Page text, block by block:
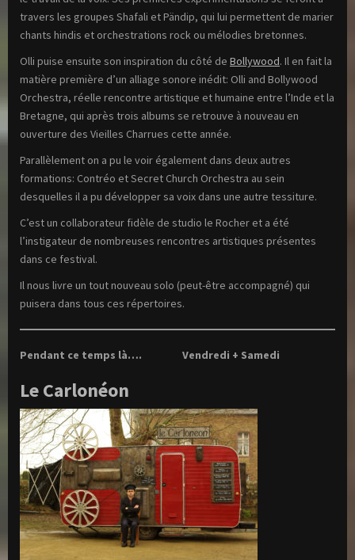
travers les groupes Shafali et Pändip, qui lui permettent de marier
chants hindis et orchestrations rock ou mélodies bretonnes.
Olli puise ensuite son inspiration du côté de Bollywood. Il en fait la
matière première d’un alliage sonore inédit: Olli and Bollywood
Orchestra, réelle rencontre artistique et humaine entre l’Inde et la
Bretagne, qui après trois albums se retrouve à nouveau en
ouverture des Vieilles Charrues cette année.
Parallèlement on a pu le voir également dans deux autres
formations: Contréo et Secret Church Orchestra au sein
desquelles il a pu développer sa voix dans une autre tessiture.
C’est un collaborateur fidèle de studio le Rocher et a été
l’instigateur de nombreuses rencontres artistiques présentes
dans ce festival.
Il nous livre un tout nouveau solo (peut-être accompagné) qui
puisera dans tous ces répertoires.
Pendant ce temps là…. Vendredi + Samedi
Le Carlonéon